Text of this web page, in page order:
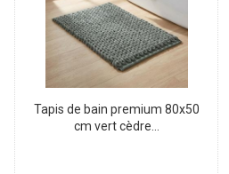
Tapis de bain premium 80x50
cm vert cèdre...